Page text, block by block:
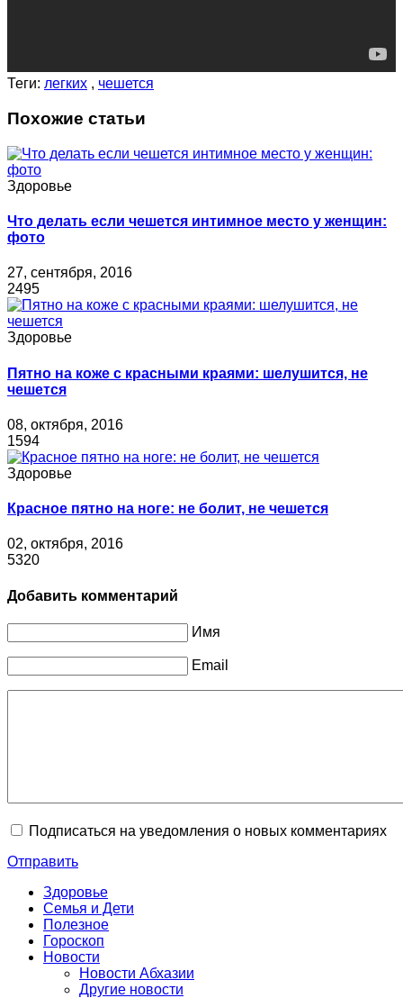
Теги: легких , чешется
Похожие статьи
Здоровье
Что делать если чешется интимное место у женщин:
фото
27, сентября, 2016
2495
Здоровье
Пятно на коже с красными краями: шелушится, не
чешется
08, октября, 2016
1594
Здоровье
Красное пятно на ноге: не болит, не чешется
02, октября, 2016
5320
Добавить комментарий
Имя
Email
Подписаться на уведомления о новых комментариях
Отправить
Здоровье
Семья и Дети
Полезное
Гороскоп
Новости
Новости Абхазии
Другие новости